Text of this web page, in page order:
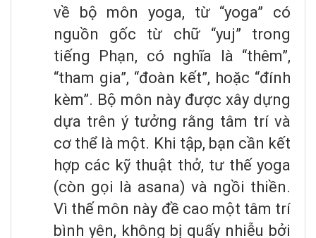
về bộ môn yoga, từ “yoga” có
nguồn gốc từ chữ “yuj” trong
tiếng Phạn, có nghĩa là “thêm”,
“tham gia”, “đoàn kết”, hoặc “đính
kèm”. Bộ môn này được xây dựng
dựa trên ý tưởng rằng tâm trí và
cơ thể là một. Khi tập, bạn cần kết
hợp các kỹ thuật thở, tư thế yoga
(còn gọi là asana) và ngồi thiền.
Vì thế môn này đề cao một tâm trí
bình yên, không bị quấy nhiễu bởi